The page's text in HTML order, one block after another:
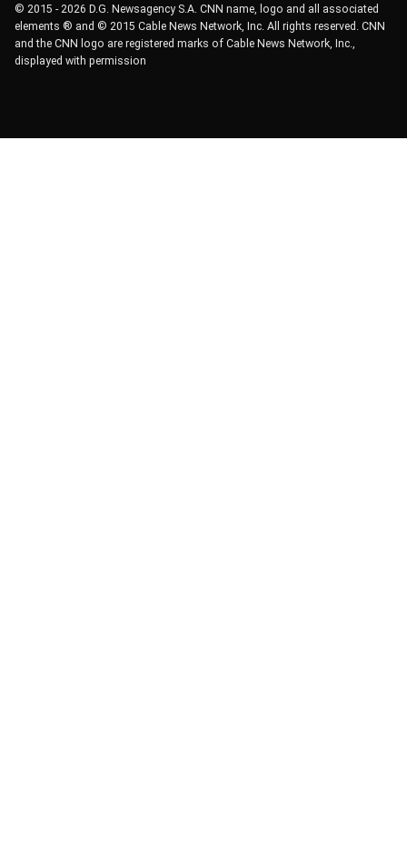
© 2015 - 2026 D.G. Newsagency S.A. CNN name, logo and all associated
elements ® and © 2015 Cable News Network, Inc. All rights reserved. CNN
and the CNN logo are registered marks of Cable News Network, Inc.,
displayed with permission